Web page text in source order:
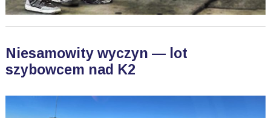
Niesamowity wyczyn — lot
szybowcem nad K2